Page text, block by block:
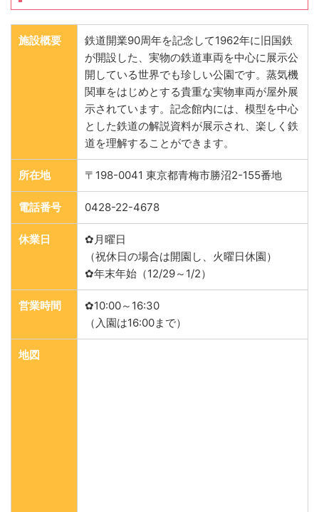
施設概要
鉄道開業90周年を記念して1962年に旧国鉄
が開設した、実物の鉄道車両を中心に展示公
開している世界でも珍しい公園です。蒸気機
関車をはじめとする貴重な実物車両が屋外展
示されています。記念館内には、模型を中心
とした鉄道の解説資料が展示され、楽しく鉄
道を理解することができます。
所在地 〒198-0041 東京都青梅市勝沼2-155番地
電話番号 0428-22-4678
休業日
✿月曜日
（祝休日の場合は開園し、火曜日休園）
✿年末年始（12/29～1/2）
営業時間
✿10:00～16:30
（入園は16:00まで）
地図